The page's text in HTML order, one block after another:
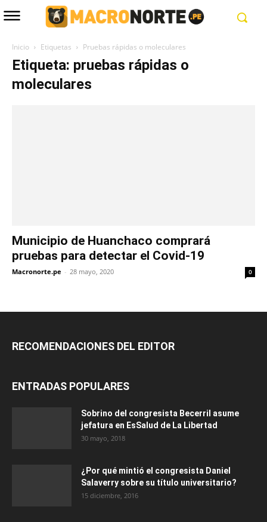
Inicio Etiquetas Pruebas rápidas o moleculares
Etiqueta: pruebas rápidas o
moleculares
Municipio de Huanchaco comprará
pruebas para detectar el Covid-19
Macronorte.pe - 28 mayo, 2020 0
RECOMENDACIONES DEL EDITOR
ENTRADAS POPULARES
Sobrino del congresista Becerril asume
jefatura en EsSalud de La Libertad
30 mayo, 2018
¿Por qué mintió el congresista Daniel
Salaverry sobre su título universitario?
15 diciembre, 2016